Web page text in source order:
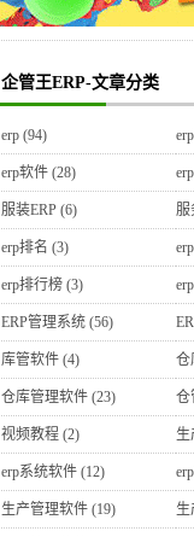
企管王ERP-文章分类
erp (94)
erp软件 (28)
服装ERP (6) 服
erp排名 (3)
erp排行榜 (3)
ERP管理系统 (56)
库管软件 (4) 仓
仓库管理软件 (23) 仓
视频教程 (2) 生
erp系统软件 (12)
生产管理软件 (19) 生